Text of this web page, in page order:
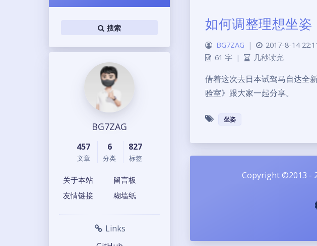
搜索
BG7ZAG
457
文章
6
分类
827
标签
关于本站
留言板
友情链接
糊墙纸
Links
如何调整理想坐
BG7ZAG | 2017-8-14
61 字 | 几秒读完
借着这次去日本试驾马自达全
验室》跟大家一起分享。
坐姿
Copyright ©2013 -